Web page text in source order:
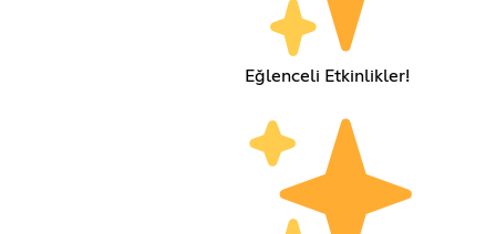
Eğlenceli Etkinlikler!